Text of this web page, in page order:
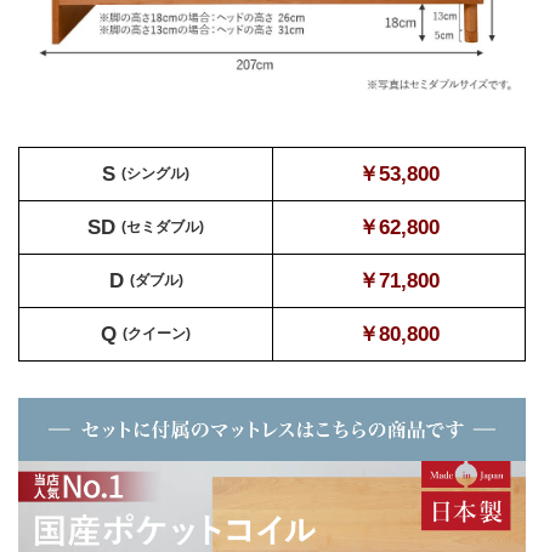
S (シングル) ￥53,800
SD (セミダブル) ￥62,800
D (ダブル) ￥71,800
Q (クイーン) ￥80,800